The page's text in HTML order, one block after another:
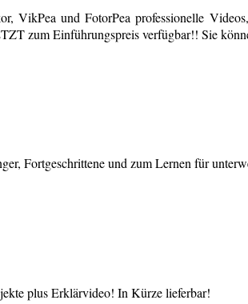
VikPea und FotorPea professionelle
zum Einführungspreis verfügbar!! Sie
Fortgeschrittene und zum Lernen für
plus Erklärvideo! In Kürze lieferbar!